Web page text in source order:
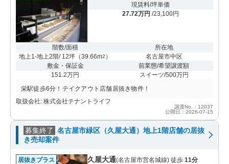
現賃料/坪単価
27.72万円 /23,100円
階数/面積
地上1-地上2階/ 12坪 （39.66m2 ）
所在地
名古屋市中区
敷金・保証金
151.2万円
前業態/希望譲渡額
スイーツ/500万円
栄駅徒歩6分！テイクアウト店舗居抜き物件！
取扱会社: 株式会社テナントライフ
譲渡No.：12037
公開日：2026-07-15
募集終了 名古屋市緑区（久屋大通）地上1階店舗の居抜
き売却案件
居抜きプラス 久屋大通(名古屋市営名城線) 徒歩 11分